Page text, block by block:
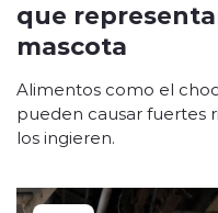
que
mascota
Alimentos como el
pueden causar fuertes
los ingieren.